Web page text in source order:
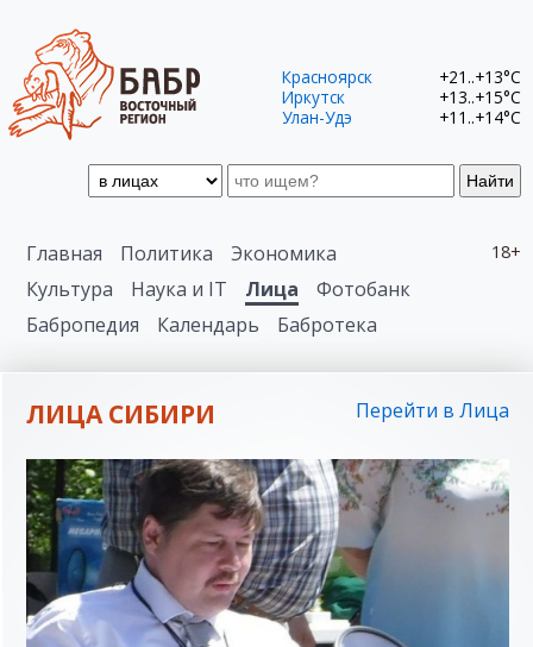
Найти
Красноярск
+21..+13°C
Иркутск
+13..+15°C
Улан-Удэ
+11..+14°C
18+
Главная Политика
Экономика
Культура
Наука и IT Лица
Фотобанк
Бабропедия
Календарь Бабротека
ЛИЦА СИБИРИ Перейти в Лица